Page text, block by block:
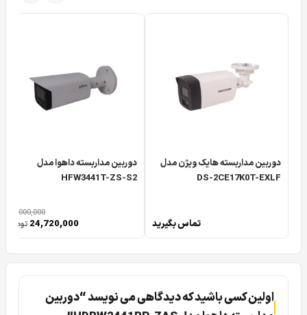
دوربین مداربسته هایک ویژن مدل
DS-2CE17K0T-EXLF
تماس بگیرید
دوربین مداربسته داهوا مدل
HFW3441T-ZS-S2
30,000,000
24,720,000 تومان
اولین کسی باشید که دیدگاهی می نویسد “دوربین